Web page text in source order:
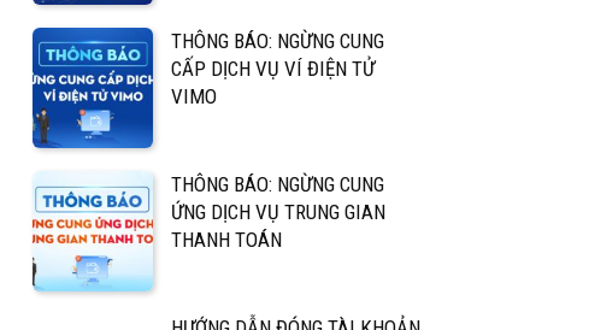
THÔNG BÁO: NGỪNG CUNG
CẤP DỊCH VỤ VÍ ĐIỆN TỬ
VIMO
THÔNG BÁO: NGỪNG CUNG
ỨNG DỊCH VỤ TRUNG GIAN
THANH TOÁN